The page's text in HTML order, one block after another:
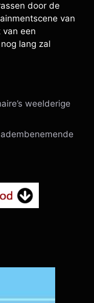
door de
van
een
lang zal
weelderige